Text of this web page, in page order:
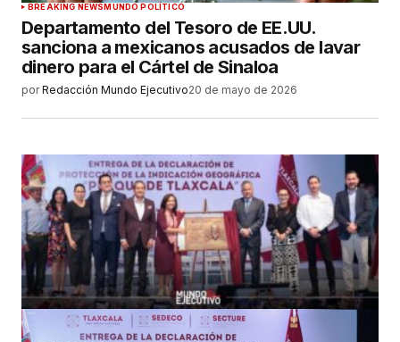
BREAKING NEWSMUNDO POLÍTICO
Departamento del Tesoro de EE.UU.
sanciona a mexicanos acusados de lavar
dinero para el Cártel de Sinaloa
por Redacción Mundo Ejecutivo20 de mayo de 2026